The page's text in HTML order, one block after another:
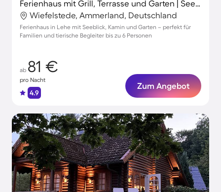
Ferienhaus mit Grill, Terrasse und Garten | Seeblick
Wiefelstede, Ammerland, Deutschland
Ferienhaus in Lehe mit Seeblick, Kamin und Garten – perfekt für
Familien und tierische Begleiter bis zu 6 Personen
ab 81 €
pro Nacht
4.9
Zum Angebot